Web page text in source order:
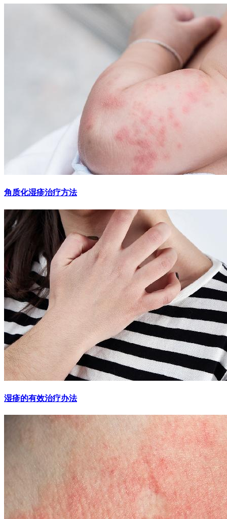
角质化湿疹治疗方法
湿疹的有效治疗办法